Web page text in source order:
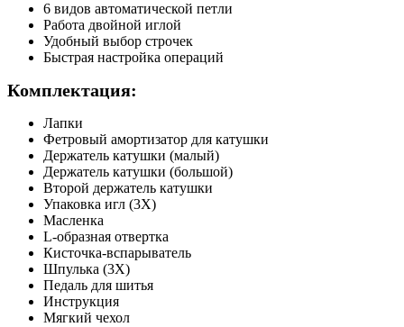
6 видов автоматической петли
Работа двойной иглой
Удобный выбор строчек
Быстрая настройка операций
Комплектация:
Лапки
Фетровый амортизатор для катушки
Держатель катушки (малый)
Держатель катушки (большой)
Второй держатель катушки
Упаковка игл (3X)
Масленка
L-образная отвертка
Кисточка-вспарыватель
Шпулька (3Х)
Педаль для шитья
Инструкция
Мягкий чехол